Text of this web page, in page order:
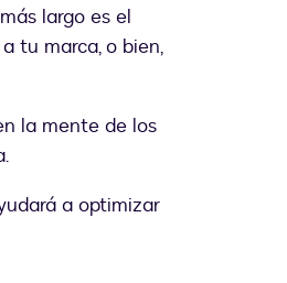
largo es el
tu marca, o bien,
la mente de los
a optimizar